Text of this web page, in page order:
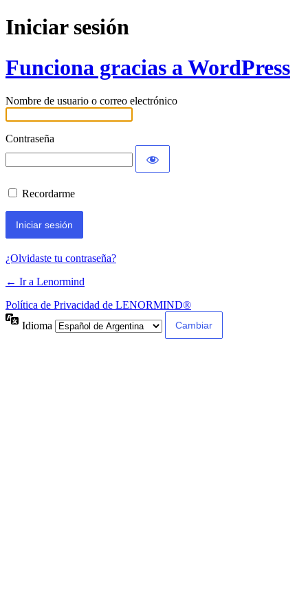
Iniciar sesión
Funciona gracias a WordPress
Nombre de usuario o correo electrónico
Contraseña
Recordarme
¿Olvidaste tu contraseña?
← Ir a Lenormind
Política de Privacidad de LENORMIND®
Idioma